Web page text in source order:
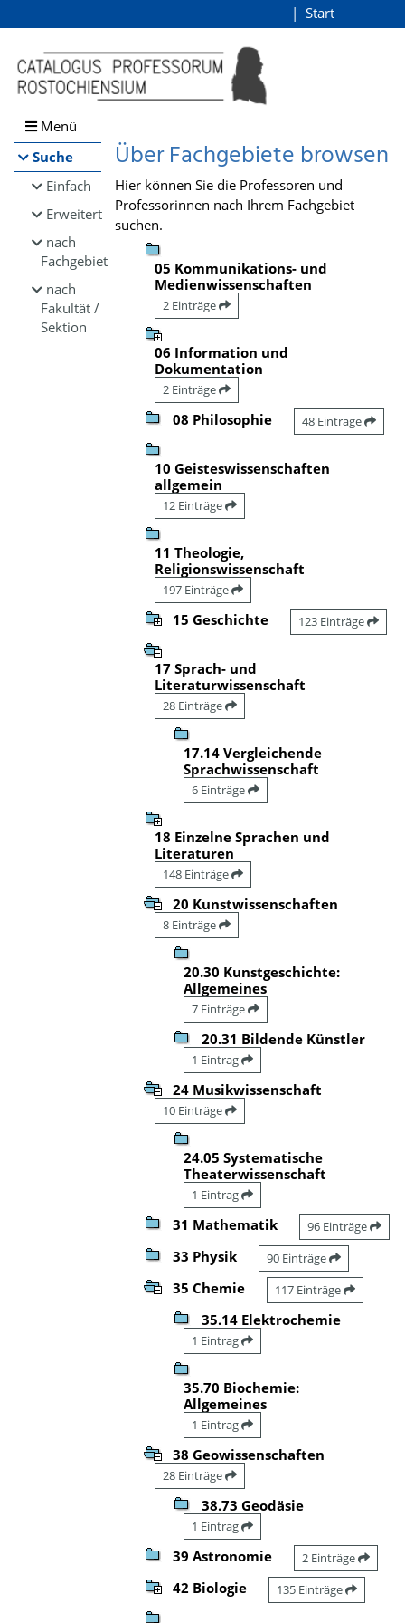
Browsen
direkt zum Inhalt
Start
Menü
Suche
Einfach
Erweitert
nach
Fachgebiet
nach
Fakultät /
Sektion
Über Fachgebiete browsen
Hier können Sie die Professoren und
Professorinnen nach Ihrem Fachgebiet
suchen.
05 Kommunikations- und
Medienwissenschaften
2 Einträge
06 Information und
Dokumentation
2 Einträge
08 Philosophie 48 Einträge
10 Geisteswissenschaften
allgemein
12 Einträge
11 Theologie,
Religionswissenschaft
197 Einträge
15 Geschichte 123 Einträge
17 Sprach- und
Literaturwissenschaft
28 Einträge
17.14 Vergleichende
Sprachwissenschaft
6 Einträge
18 Einzelne Sprachen und
Literaturen
148 Einträge
20 Kunstwissenschaften
8 Einträge
20.30 Kunstgeschichte:
Allgemeines
7 Einträge
20.31 Bildende Künstler
1 Eintrag
24 Musikwissenschaft
10 Einträge
24.05 Systematische
Theaterwissenschaft
1 Eintrag
31 Mathematik 96 Einträge
33 Physik 90 Einträge
35 Chemie 117 Einträge
35.14 Elektrochemie
1 Eintrag
35.70 Biochemie:
Allgemeines
1 Eintrag
38 Geowissenschaften
28 Einträge
38.73 Geodäsie
1 Eintrag
39 Astronomie 2 Einträge
42 Biologie 135 Einträge